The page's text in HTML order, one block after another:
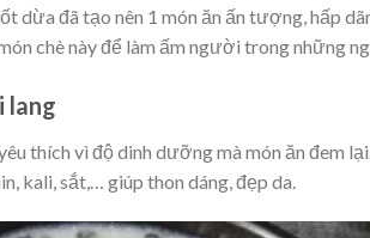
dừa đã tạo nên 1 món ăn ấn tượng, hấp
chè này để làm ấm người trong những
lang
thích vì độ dinh dưỡng mà món ăn đem
kali, sắt,… giúp thon dáng, đẹp da.